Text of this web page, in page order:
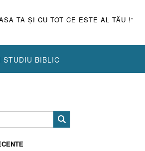
TA ŞI CU TOT CE ESTE AL TĂU !”
STUDIU BIBLIC